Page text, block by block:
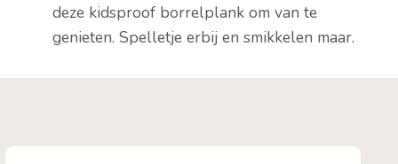
deze kidsproof borrelplank om van te
genieten. Spelletje erbij en smikkelen maar.